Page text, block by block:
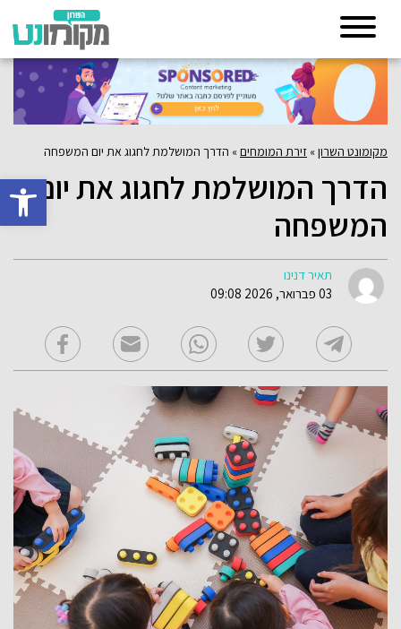
פתח
מקומונט השרון» זירת המומחים» הדרך המושלמת לחגוג את יום המשפחה
הדרך המושלמת לחגוג את יום
המשפחה
תאיר דנינו
03 פברואר, 2026 09:08